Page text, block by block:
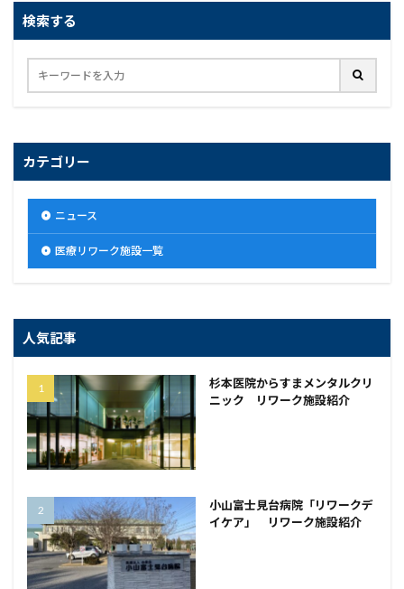
検索する
カテゴリー
ニュース
医療リワーク施設一覧
人気記事
杉本医院からすまメンタルクリ
ニック リワーク施設紹介
小山富士見台病院「リワークデ
イケア」 リワーク施設紹介